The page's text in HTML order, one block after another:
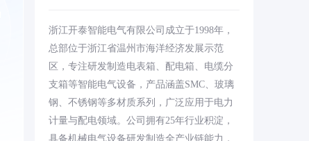
浙江开泰智能电气有限公司成立于1998年，
总部位于浙江省温州市海洋经济发展示范
区，专注研发制造电表箱、配电箱、电缆分
支箱等智能电气设备，产品涵盖SMC、玻璃
钢、不锈钢等多材质系列，广泛应用于电力
计量与配电领域。公司拥有25年行业积淀，
具备机械电气设备研发制造全产业链能力，